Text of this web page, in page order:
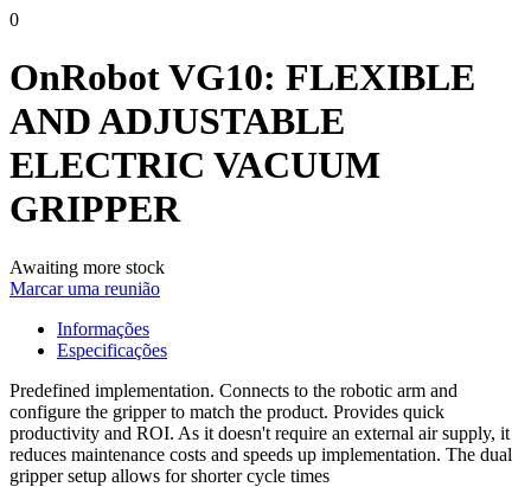
0
OnRobot VG10: FLEXIBLE
AND ADJUSTABLE
ELECTRIC VACUUM
GRIPPER
Awaiting more stock
Marcar uma reunião
Informações
Especificações
Predefined implementation. Connects to the robotic arm and
configure the gripper to match the product. Provides quick
productivity and ROI. As it doesn't require an external air supply, it
reduces maintenance costs and speeds up implementation. The dual
gripper setup allows for shorter cycle times